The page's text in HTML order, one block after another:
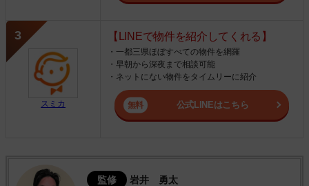
スミカ
【LINEで物件を紹介してくれる】
・一都三県ほぼすべての物件を網羅
・早朝から深夜まで相談可能
・ネットにない物件をタイムリーに紹介
公式LINEはこちら
監修 岩井 勇太